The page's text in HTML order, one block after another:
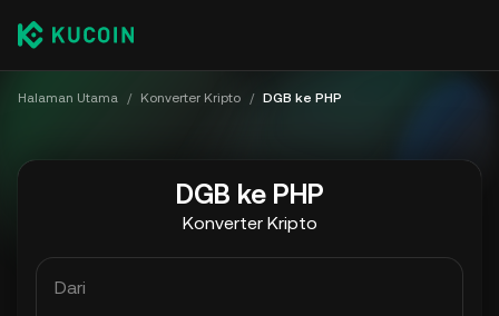
Halaman Utama / Konverter Kripto / DGB ke PHP
DGB ke PHP
Konverter Kripto
Dari